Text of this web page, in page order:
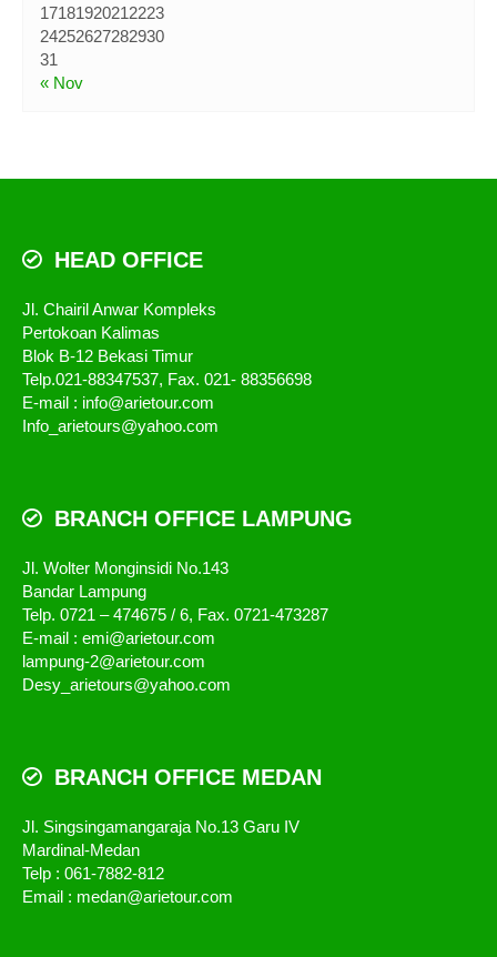
« Nov
17181920212223
24252627282930
31
HEAD OFFICE
Jl. Chairil Anwar Kompleks
Pertokoan Kalimas
Blok B-12 Bekasi Timur
Telp.021-88347537, Fax. 021- 88356698
E-mail : info@arietour.com
Info_arietours@yahoo.com
BRANCH OFFICE LAMPUNG
Jl. Wolter Monginsidi No.143
Bandar Lampung
Telp. 0721 – 474675 / 6, Fax. 0721-473287
E-mail : emi@arietour.com
lampung-2@arietour.com
Desy_arietours@yahoo.com
BRANCH OFFICE MEDAN
Jl. Singsingamangaraja No.13 Garu IV
Mardinal-Medan
Telp : 061-7882-812
Email : medan@arietour.com